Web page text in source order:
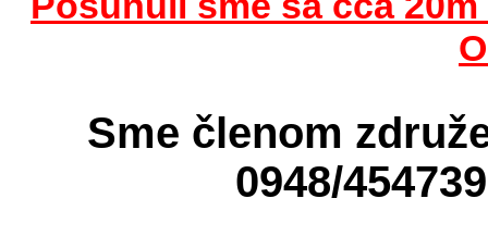
Sme členom
0948/